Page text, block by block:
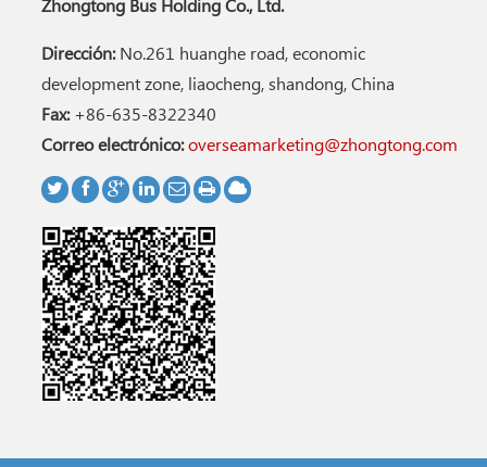
Zhongtong Bus Holding Co., Ltd.
Dirección:No.261 huanghe road, economic
development zone, liaocheng, shandong, China
Fax:+86-635-8322340
Correo electrónico:overseamarketing@zhongtong.com